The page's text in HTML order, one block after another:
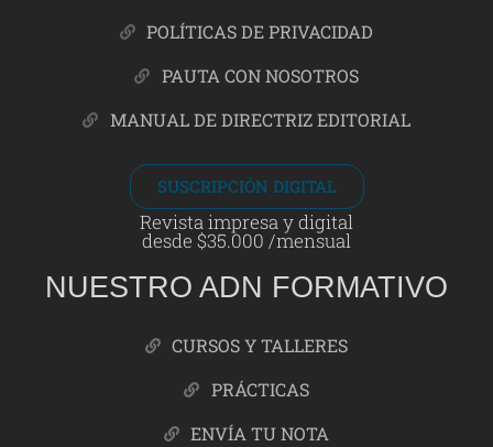
POLÍTICAS DE PRIVACIDAD
PAUTA CON NOSOTROS
MANUAL DE DIRECTRIZ EDITORIAL
SUSCRIPCIÓN DIGITAL
Revista impresa y digital
desde $35.000 /mensual
NUESTRO ADN FORMATIVO
CURSOS Y TALLERES
PRÁCTICAS
ENVÍA TU NOTA